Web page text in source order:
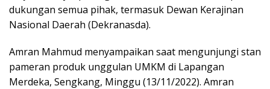
dukungan semua pihak, termasuk Dewan Kerajinan
Nasional Daerah (Dekranasda).
Amran Mahmud menyampaikan saat mengunjungi stan
pameran produk unggulan UMKM di Lapangan
Merdeka, Sengkang, Minggu (13/11/2022). Amran